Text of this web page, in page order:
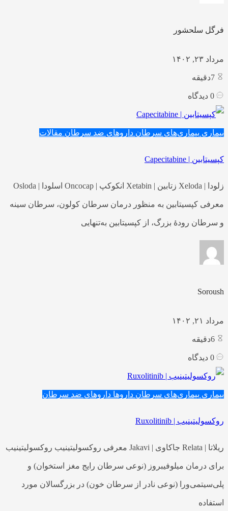
فرگل سلحشور
مرداد ۲۳, ۱۴۰۲
دقیقه
دیدگاه
بیماری بیماری‌های سرطان داروهای ضد سرطان مقالات
کپسیتابین | Capecitabine
زلودا | Xeloda زتابین | Xetabin انکوکپ | Oncocap اسلودا | Osloda
معرفی کپسیتابین به منظور درمان سرطان کولون، سرطان سینه
و سرطان رودۀ بزرگ، از کپسیتابین به‌تنهایی
Soroush
مرداد ۲۱, ۱۴۰۲
دقیقه
دیدگاه
بیماری بیماری‌های سرطان داروها داروهای ضد سرطان
روکسولیتینیب | Ruxolitinib
ریلاتا | Relata جاکاوی | Jakavi معرفی روکسولیتینیب روکسولیتینیب
برای درمان میلوفیبروز (نوعی سرطان رایج مغز استخوان) و
پلی‌سیتمی‌ورا (نوعی نادر از سرطان خون) در بزرگسالان مورد
استفاده